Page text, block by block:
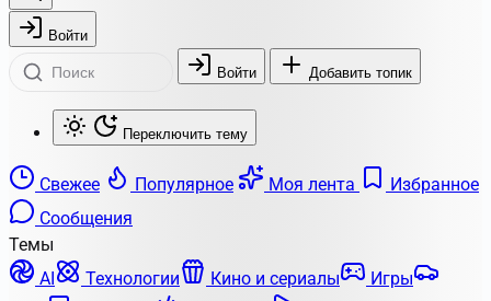
Войти
Войти Добавить топик
Переключить тему
Свежее Популярное Моя лента
Избранное
Сообщения
Темы
AI
Технологии Кино и сериалы
Игры